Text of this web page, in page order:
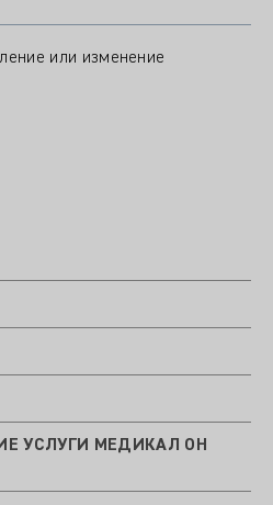
или изменение
УСЛУГИ МЕДИКАЛ ОН